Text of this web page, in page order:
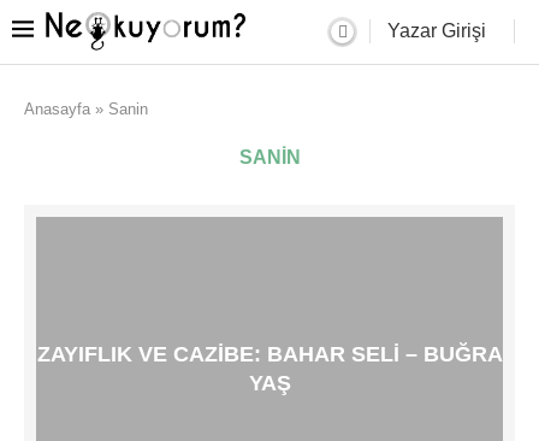
Yazar Girişi
Anasayfa » Sanin
SANIN
ZAYIFLIK VE CAZIBE: BAHAR SELI – BUĞRA
YAŞ